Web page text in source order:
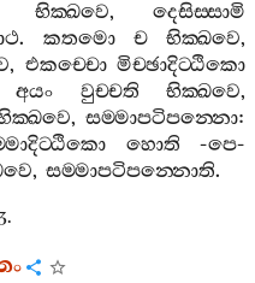
භික‍්ඛවෙ, දෙසිස‍්සාමි
. කතමො ච භික‍්ඛවෙ,
, එකච‍්චො මිච‍්ඡාදිට‍්ඨිකො
අයං වුච‍්චති භික‍්ඛවෙ,
, සම‍්මාපටිපන‍්නො:
හොති -පෙ-
, සම‍්මාපටිපන‍්නොති.